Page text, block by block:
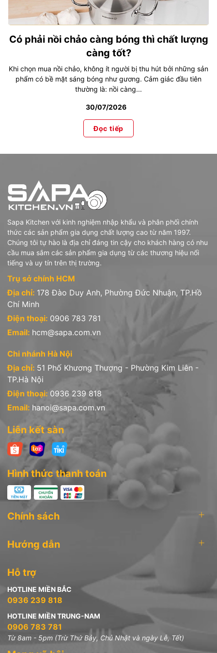
Có phải nồi chảo càng bóng thì chất lượng
càng tốt?
Khi chọn mua nồi chảo, không ít người bị thu hút bởi những sản
phẩm có bề mặt sáng bóng như gương. Cảm giác đầu tiên
thường là: nồi càng...
30/07/2026
Đọc tiếp
Sapa Kitchen với kinh nghiệm nhập khẩu và phân phối chính
thức các sản phẩm gia dụng chất lượng cao từ năm 1997.
Chúng tôi tự hào là địa chỉ đáng tin cậy cho khách hàng có nhu
cầu mua sắm các sản phẩm gia dụng từ các thương hiệu nổi
tiếng và uy tín trên thị trường.
Trụ sở chính HCM
Địa chỉ: 178 Đào Duy Anh, Phường Đức Nhuận, TP.Hồ
Chí Minh
Điện thoại: 0906 783 781
Email: hcm@sapa.com.vn
Chi nhánh Hà Nội
Địa chỉ: 51 Phố Khương Thượng - Phường Kim Liên -
TP.Hà Nội
Điện thoại: 0936 239 818
Email: hanoi@sapa.com.vn
Liên kết sàn
Hình thức thanh toán
Chính sách
Hướng dẫn
Hỗ trợ
HOTLINE MIỀN BẮC
0936 239 818
HOTLINE MIỀN TRUNG-NAM
0906 783 781
Từ 8am - 5pm (Trừ Thứ Bảy, Chủ Nhật và ngày Lễ, Tết)